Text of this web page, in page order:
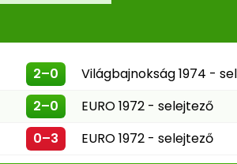
2–0
Világbajnokság 1974 -
2–0
EURO 1972 - selejtező
0–3 EURO 1972 - selejtező